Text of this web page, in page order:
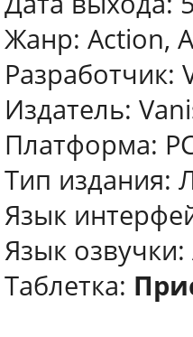
Жанр: Action,
Разработчик:
Издатель:
Платформа:
Тип издания:
Язык
Язык
Таблетка: